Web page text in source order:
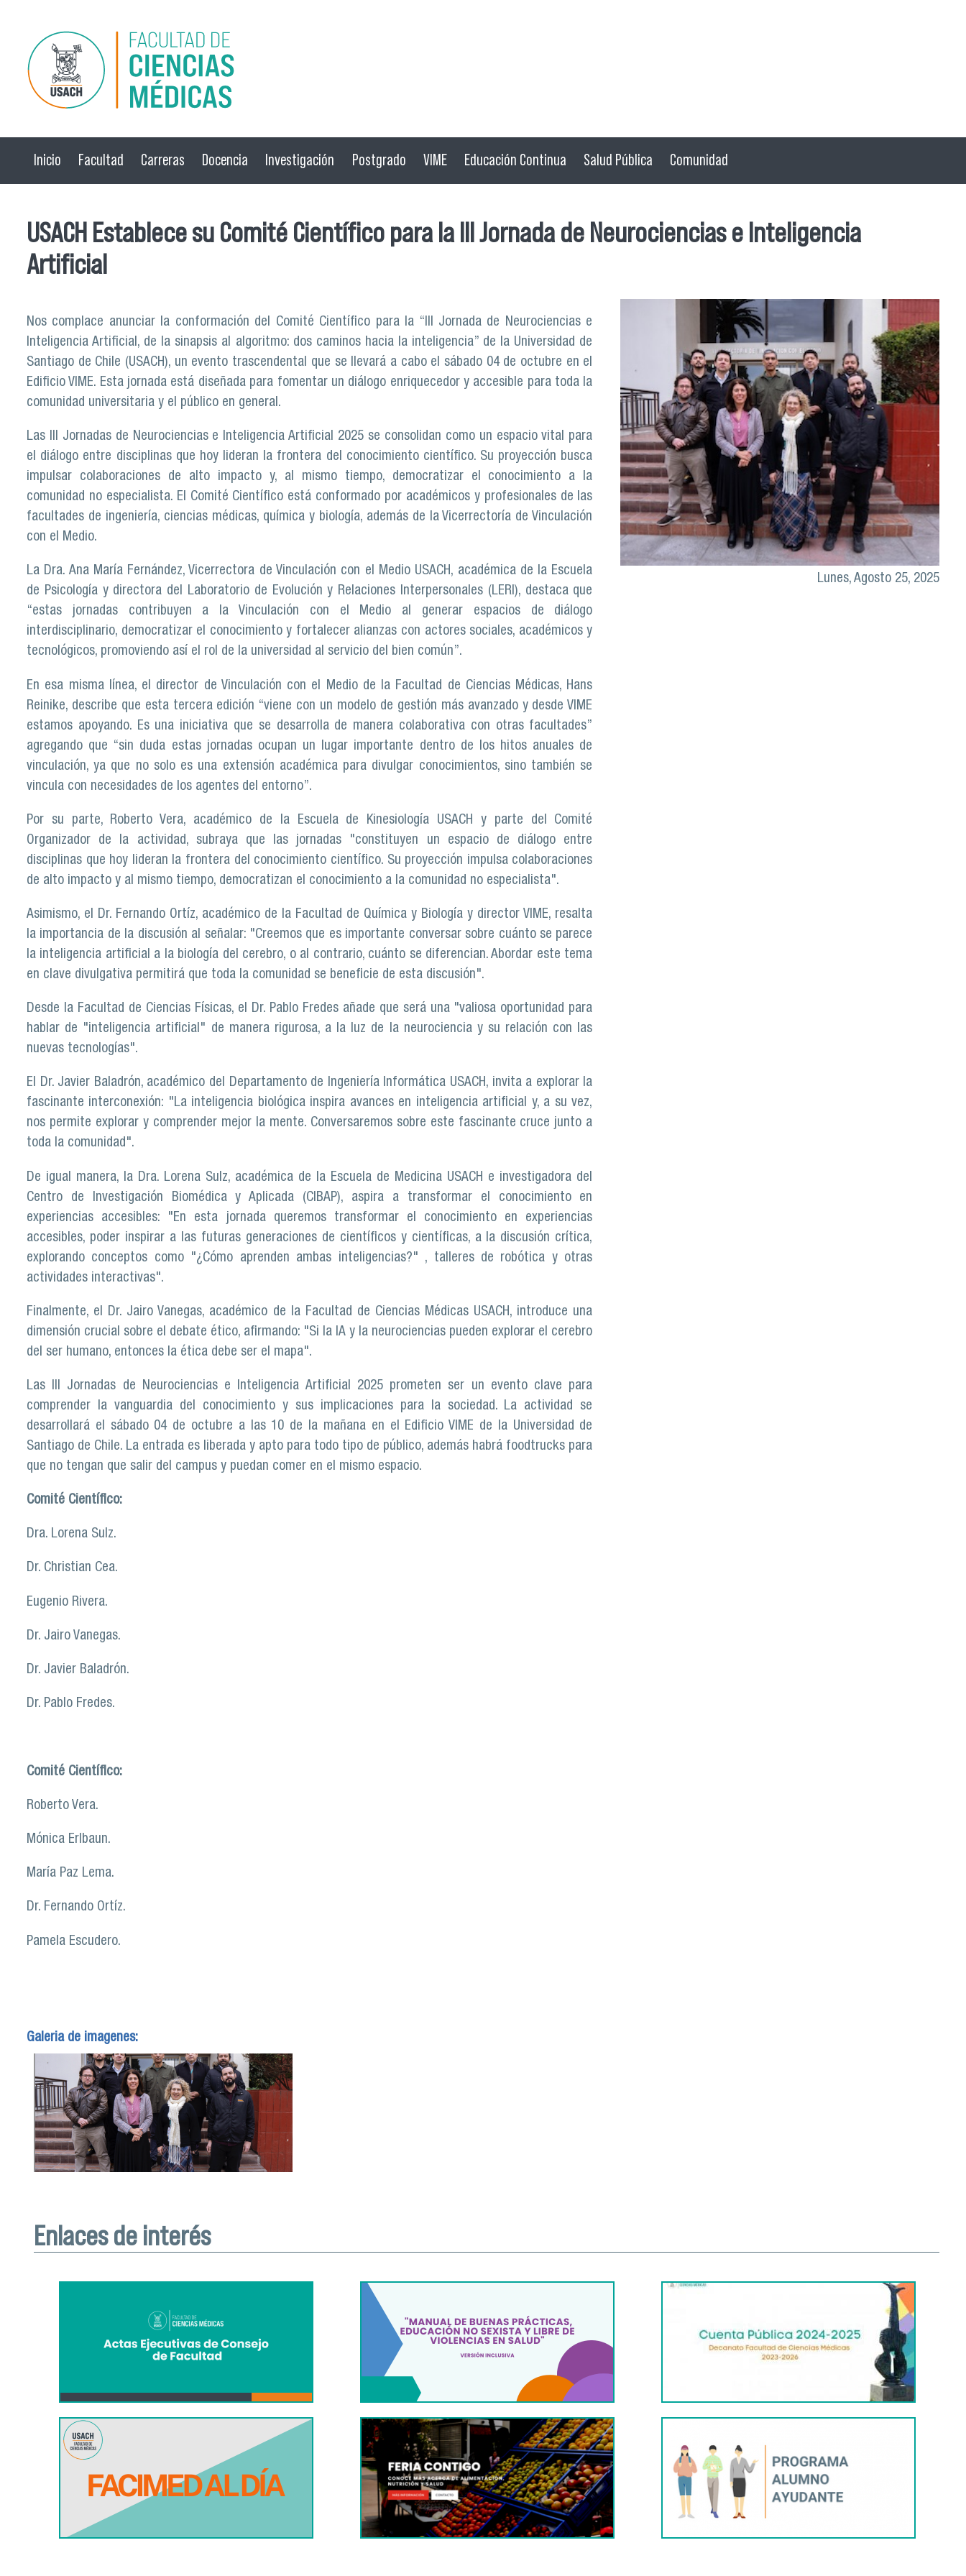
Pasar al contenido principal
Inicio Facultad Carreras Docencia Investigación Postgrado VIME Educación Continua Salud Pública Comunidad
USACH Establece su Comité Científico para la III Jornada de Neurociencias e Inteligencia
Artificial
Nos complace anunciar la conformación del Comité Científico para la “III Jornada de Neurociencias e
Inteligencia Artificial, de la sinapsis al algoritmo: dos caminos hacia la inteligencia” de la Universidad de
Santiago de Chile (USACH), un evento trascendental que se llevará a cabo el sábado 04 de octubre en el
Edificio VIME. Esta jornada está diseñada para fomentar un diálogo enriquecedor y accesible para toda la
comunidad universitaria y el público en general.
Las III Jornadas de Neurociencias e Inteligencia Artificial 2025 se consolidan como un espacio vital para
el diálogo entre disciplinas que hoy lideran la frontera del conocimiento científico. Su proyección busca
impulsar colaboraciones de alto impacto y, al mismo tiempo, democratizar el conocimiento a la
comunidad no especialista. El Comité Científico está conformado por académicos y profesionales de las
facultades de ingeniería, ciencias médicas, química y biología, además de la Vicerrectoría de Vinculación
con el Medio.
La Dra. Ana María Fernández, Vicerrectora de Vinculación con el Medio USACH, académica de la Escuela
de Psicología y directora del Laboratorio de Evolución y Relaciones Interpersonales (LERI), destaca que
“estas jornadas contribuyen a la Vinculación con el Medio al generar espacios de diálogo
interdisciplinario, democratizar el conocimiento y fortalecer alianzas con actores sociales, académicos y
tecnológicos, promoviendo así el rol de la universidad al servicio del bien común”.
En esa misma línea, el director de Vinculación con el Medio de la Facultad de Ciencias Médicas, Hans
Reinike, describe que esta tercera edición “viene con un modelo de gestión más avanzado y desde VIME
estamos apoyando. Es una iniciativa que se desarrolla de manera colaborativa con otras facultades”
agregando que “sin duda estas jornadas ocupan un lugar importante dentro de los hitos anuales de
vinculación, ya que no solo es una extensión académica para divulgar conocimientos, sino también se
vincula con necesidades de los agentes del entorno”.
Por su parte, Roberto Vera, académico de la Escuela de Kinesiología USACH y parte del Comité
Organizador de la actividad, subraya que las jornadas "constituyen un espacio de diálogo entre
disciplinas que hoy lideran la frontera del conocimiento científico. Su proyección impulsa colaboraciones
de alto impacto y al mismo tiempo, democratizan el conocimiento a la comunidad no especialista".
Asimismo, el Dr. Fernando Ortíz, académico de la Facultad de Química y Biología y director VIME, resalta
la importancia de la discusión al señalar: "Creemos que es importante conversar sobre cuánto se parece
la inteligencia artificial a la biología del cerebro, o al contrario, cuánto se diferencian. Abordar este tema
en clave divulgativa permitirá que toda la comunidad se beneficie de esta discusión".
Desde la Facultad de Ciencias Físicas, el Dr. Pablo Fredes añade que será una "valiosa oportunidad para
hablar de "inteligencia artificial" de manera rigurosa, a la luz de la neurociencia y su relación con las
nuevas tecnologías".
El Dr. Javier Baladrón, académico del Departamento de Ingeniería Informática USACH, invita a explorar la
fascinante interconexión: "La inteligencia biológica inspira avances en inteligencia artificial y, a su vez,
nos permite explorar y comprender mejor la mente. Conversaremos sobre este fascinante cruce junto a
toda la comunidad".
De igual manera, la Dra. Lorena Sulz, académica de la Escuela de Medicina USACH e investigadora del
Centro de Investigación Biomédica y Aplicada (CIBAP), aspira a transformar el conocimiento en
experiencias accesibles: "En esta jornada queremos transformar el conocimiento en experiencias
accesibles, poder inspirar a las futuras generaciones de científicos y científicas, a la discusión crítica,
explorando conceptos como "¿Cómo aprenden ambas inteligencias?" , talleres de robótica y otras
actividades interactivas".
Finalmente, el Dr. Jairo Vanegas, académico de la Facultad de Ciencias Médicas USACH, introduce una
dimensión crucial sobre el debate ético, afirmando: "Si la IA y la neurociencias pueden explorar el cerebro
del ser humano, entonces la ética debe ser el mapa".
Las III Jornadas de Neurociencias e Inteligencia Artificial 2025 prometen ser un evento clave para
comprender la vanguardia del conocimiento y sus implicaciones para la sociedad. La actividad se
desarrollará el sábado 04 de octubre a las 10 de la mañana en el Edificio VIME de la Universidad de
Santiago de Chile. La entrada es liberada y apto para todo tipo de público, además habrá foodtrucks para
que no tengan que salir del campus y puedan comer en el mismo espacio.
Comité Científico:
Dra. Lorena Sulz.
Dr. Christian Cea.
Eugenio Rivera.
Dr. Jairo Vanegas.
Dr. Javier Baladrón.
Dr. Pablo Fredes.
Comité Científico:
Roberto Vera.
Mónica Erlbaun.
María Paz Lema.
Dr. Fernando Ortíz.
Pamela Escudero.
Galeria de imagenes:
Lunes, Agosto 25, 2025
Enlaces de interés